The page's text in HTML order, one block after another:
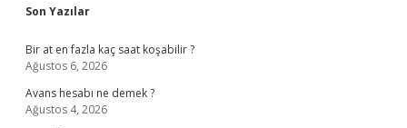
Sidebar
Son Yazılar
Bir at en fazla kaç saat koşabilir ?
Ağustos 6, 2026
Avans hesabı ne demek ?
Ağustos 4, 2026